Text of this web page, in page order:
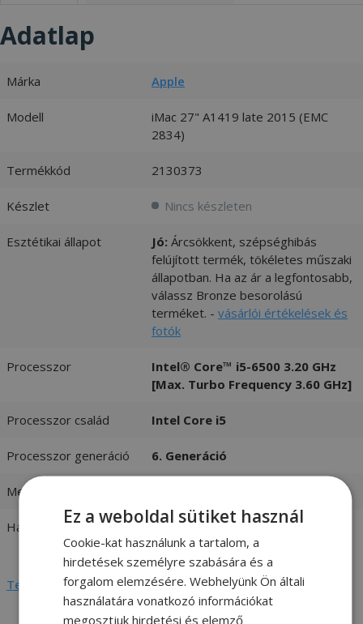
Adatlap
Márka Apple
Modell
iMac 27" A1419 late 2015 (EMC
2834)
Termékkód 2130373
Készlet Nincs készleten
Esztétikai állapot Jó: Árcsökkent, szépséghibás
felújított termék, tökéletes műszaki
állapotban. Ha az ár a legfontosabb,
válassz Bronze besorolású
terméket. - vásárlói értékelések és
fotók
Processzor
Intel® Core™ i5-6500 3.20 GHz
[Max. Turbo Frequency 3.60 GHz]
Processzor család Intel Core i5
Processzor generáció 6. Generáció
Memória (RAM)
Háttértár
240GB SSD
192GB M.2 SSD
Teljes adatlap megtekintése
Ez a weboldal sütiket használ
Cookie-kat használunk a tartalom, a
hirdetések személyre szabására és a
forgalom elemzésére. Webhelyünk Ön általi
használatára vonatkozó információkat
megosztjuk hirdetési és elemző